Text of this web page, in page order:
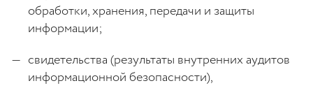
обработки, хранения, передачи и защиты
информации;
свидетельства (результаты внутренних аудитов
информационной безопасности),